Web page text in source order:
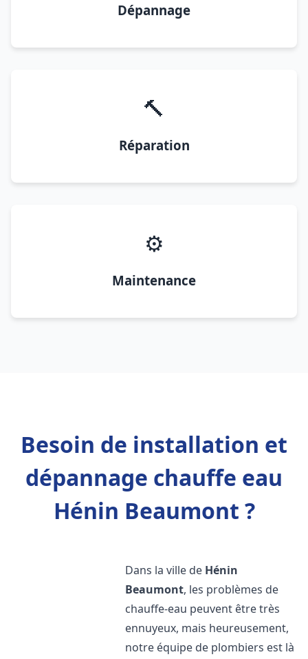
Dépannage
🔨
Réparation
⚙️
Maintenance
Besoin de installation et
dépannage chauffe eau
Hénin Beaumont ?
Dans la ville de Hénin
Beaumont, les problèmes de
chauffe-eau peuvent être très
ennuyeux, mais heureusement,
notre équipe de plombiers est là